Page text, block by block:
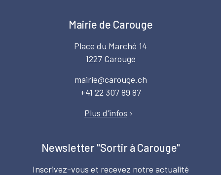
Mairie de Carouge
Place du Marché 14
1227 Carouge
mairie@carouge.ch
+41 22 307 89 87
Plus d'infos ›
Newsletter "Sortir à Carouge"
Inscrivez-vous et recevez notre actualité